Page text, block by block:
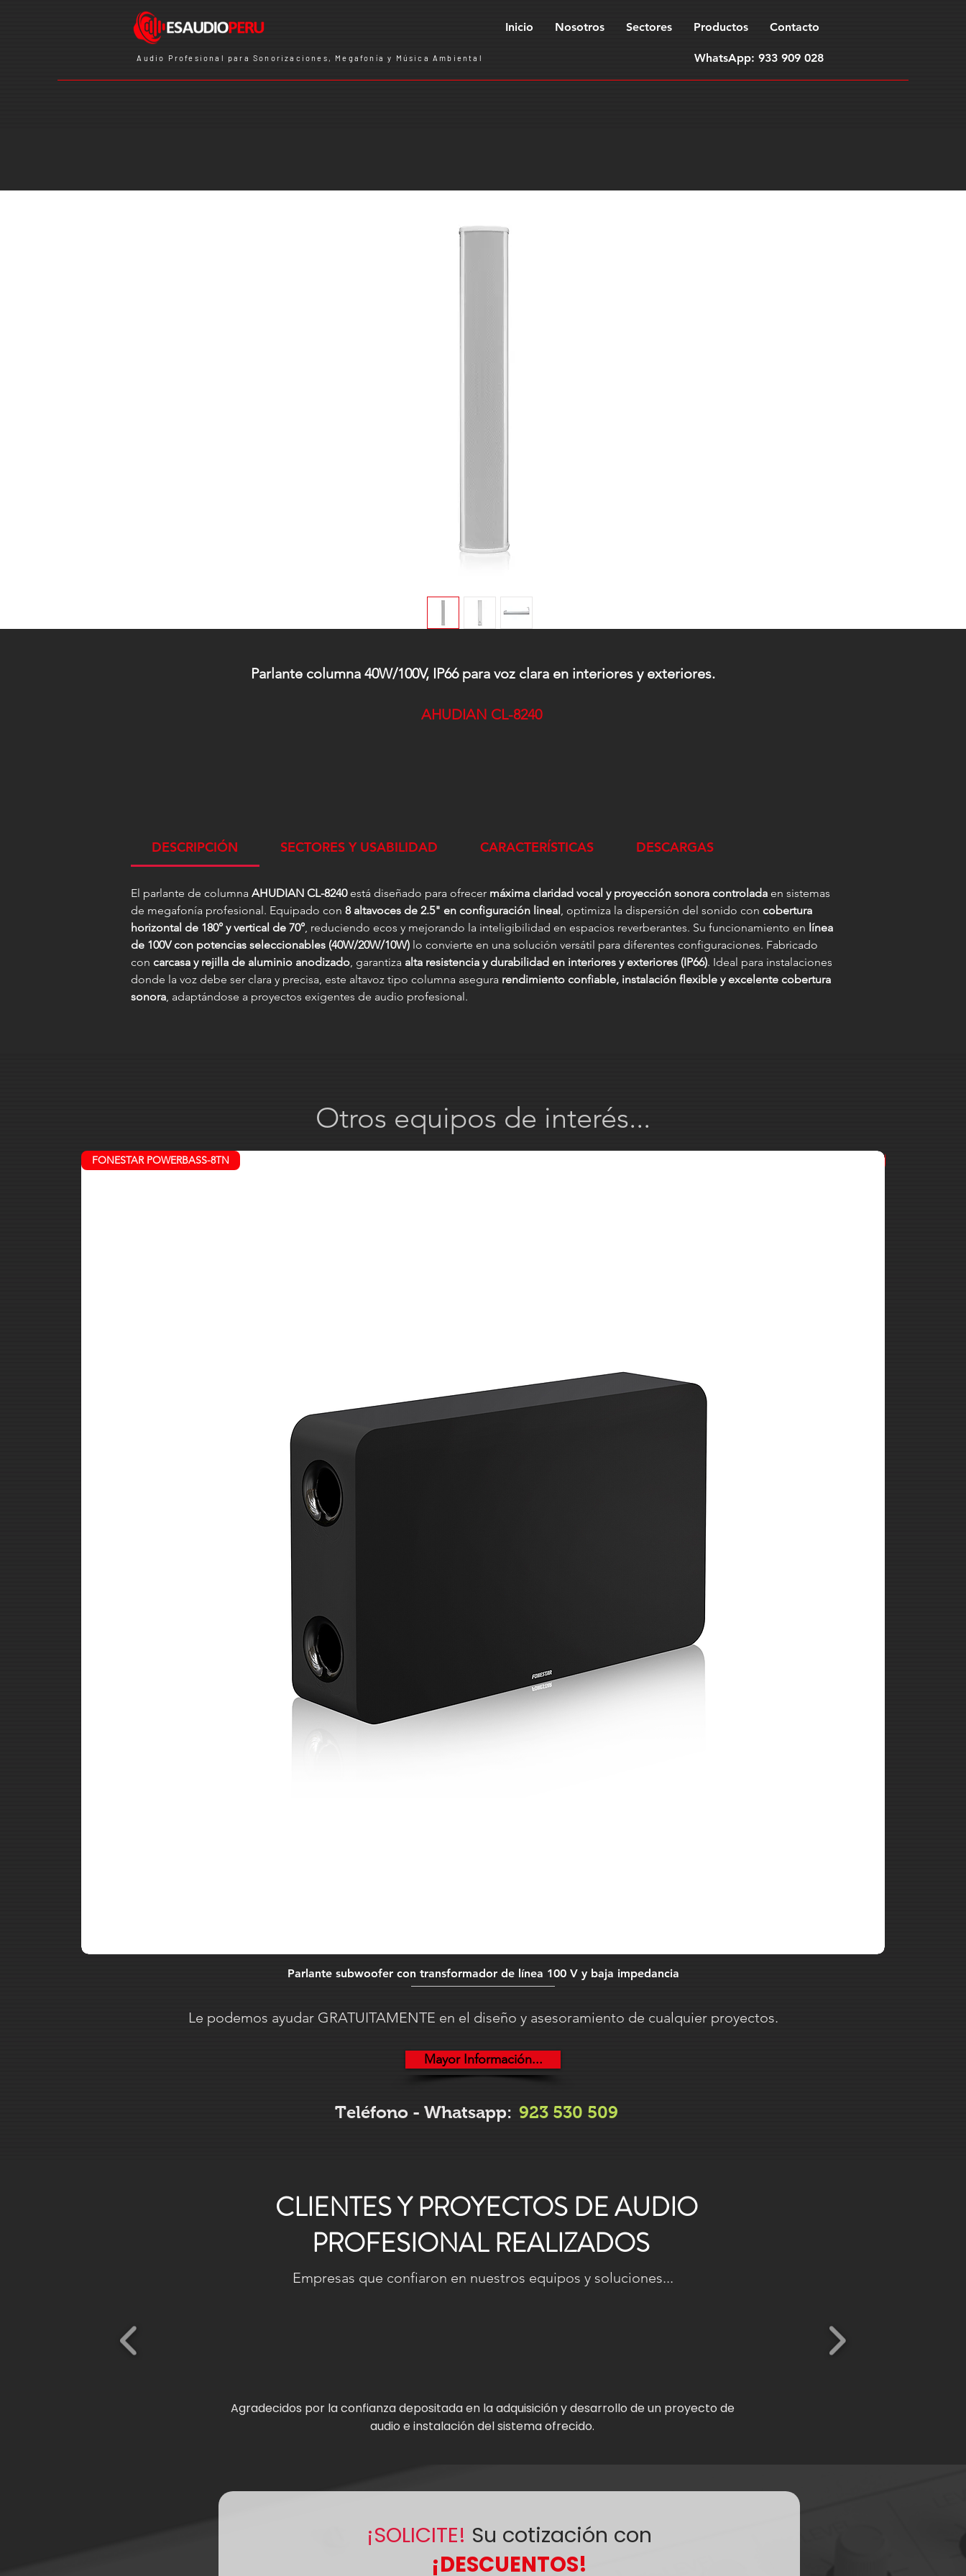
Audio Profesional para Sonorizaciones, Megafonía y Música Ambiental
Inicio Nosotros Sectores Productos Contacto
WhatsApp: 933 909 028
Parlante columna 40W/100V, IP66 para voz clara en interiores y exteriores.
AHUDIAN CL-8240
DESCRIPCIÓN SECTORES Y USABILIDAD CARACTERÍSTICAS DESCARGAS
El parlante de columna AHUDIAN CL-8240está diseñado para ofrecer máxima claridad vocal y proyección sonora controlada en sistemas
de megafonía profesional. Equipado con 8 altavoces de 2.5" en configuración lineal, optimiza la dispersión del sonido con cobertura
horizontal de 180° y vertical de 70°, reduciendo ecos y mejorando la inteligibilidad en espacios reverberantes. Su funcionamiento en línea
de 100V con potencias seleccionables (40W/20W/10W) lo convierte en una solución versátil para diferentes configuraciones. Fabricado
con carcasa y rejilla de aluminio anodizado, garantiza alta resistencia y durabilidad en interiores y exteriores (IP66). Ideal para instalaciones
donde la voz debe ser clara y precisa, este altavoz tipo columna asegura rendimiento confiable, instalación flexible y excelente cobertura
sonora, adaptándose a proyectos exigentes de audio profesional.
Otros equipos de interés...
FONESTAR POWERBASS-8TN
Parlante subwoofer con transformador de línea 100 V y baja impedancia
Le podemos ayudar GRATUITAMENTE en el diseño y asesoramiento de cualquier proyectos.
Mayor Información...
923 530 509
Teléfono - Whatsapp:
CLIENTES Y PROYECTOS DE AUDIO
PROFESIONAL REALIZADOS
Empresas que confiaron en nuestros equipos y soluciones...
Agradecidos por la confianza depositada en la adquisición y desarrollo de un proyecto de
audio e instalación del sistema ofrecido.
¡SOLICITE! Su cotización con
¡DESCUENTOS!